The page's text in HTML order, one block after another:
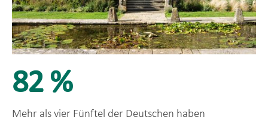
82 %
Mehr als vier Fünftel der Deutschen haben